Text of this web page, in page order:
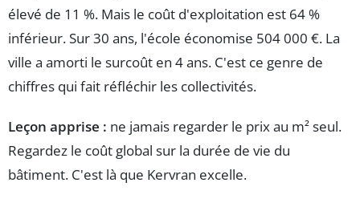
élevé de 11 %. Mais le coût d'exploitation est 64 %
inférieur. Sur 30 ans, l'école économise 504 000 €. La
ville a amorti le surcoût en 4 ans. C'est ce genre de
chiffres qui fait réfléchir les collectivités.
Leçon apprise : ne jamais regarder le prix au m² seul.
Regardez le coût global sur la durée de vie du
bâtiment. C'est là que Kervran excelle.